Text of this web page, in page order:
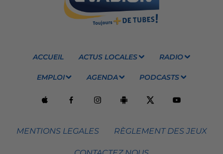
ACCUEIL ACTUS LOCALES RADIO
EMPLOI AGENDA PODCASTS
MENTIONS LEGALES RÈGLEMENT DES JEUX